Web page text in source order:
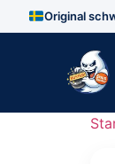
Original